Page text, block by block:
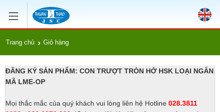
Trang chủ Giỏ hàng
ĐĂNG KÝ SẢN PHẨM: CON TRƯỢT TRÒN HỞ HSK LOẠI NGẮN
MÃ LME-OP
Mọi thắc mắc của quý khách vui lòng liên hệ Hotline 028.3811